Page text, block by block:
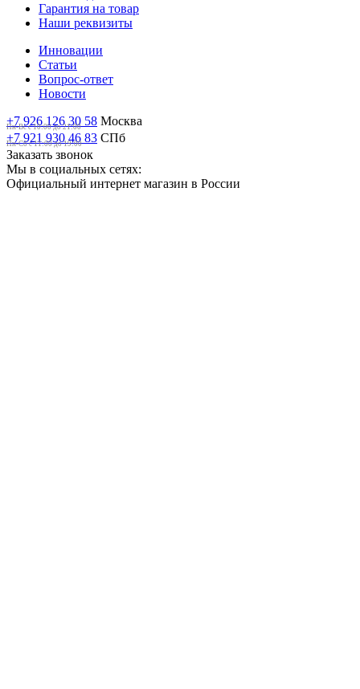
Гарантия на товар
Наши реквизиты
Инновации
Статьи
Вопрос-ответ
Новости
+7 926 126 30 58 Москва
Пн-Вс с 10:00 до 21:00
+7 921 930 46 83 СПб
Пн-Сб c 11:00 до 19:00
Заказать звонок
Мы в социальных сетях:
Официальный интернет магазин в России